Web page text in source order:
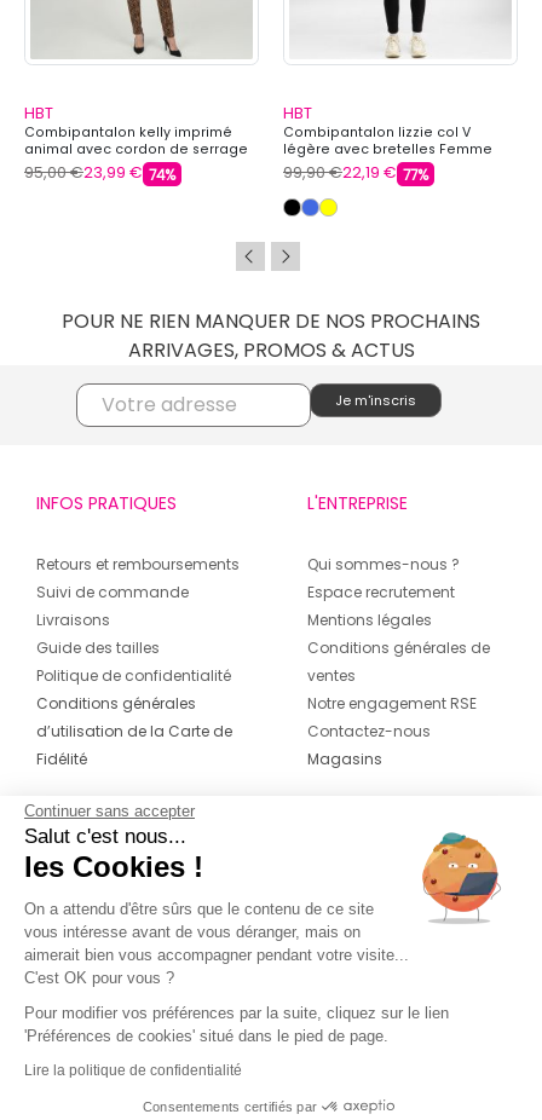
HBT
Combipantalon kelly imprimé
animal avec cordon de serrage
Femme HBT
95,00 €23,99 € 74%
HBT
Combipantalon lizzie col V
légère avec bretelles Femme
HBT
99,90 €22,19 € 77%
POUR NE RIEN MANQUER DE NOS PROCHAINS
ARRIVAGES, PROMOS & ACTUS
INFOS PRATIQUES
Retours et remboursements
Suivi de commande
Livraisons
Guide des tailles
Politique de confidentialité
Conditions générales
d’utilisation de la Carte de
Fidélité
L'ENTREPRISE
Qui sommes-nous ?
Espace recrutement
Mentions légales
Conditions générales de
ventes
Notre engagement RSE
Contactez-nous
Magasins
CONTACT
04 42 20 78 42
Du lundi au jeudi de 8h30 à 16h30 & le
vendredi de 8h30 à 15h30
Continuer sans accepter
Salut c'est nous...
les Cookies !
On a attendu d'être sûrs que le contenu de ce site
vous intéresse avant de vous déranger, mais on
aimerait bien vous accompagner pendant votre visite...
C'est OK pour vous ?
Pour modifier vos préférences par la suite, cliquez sur le lien
'Préférences de cookies' situé dans le pied de page.
Lire la politique de confidentialité
Consentements certifiés par